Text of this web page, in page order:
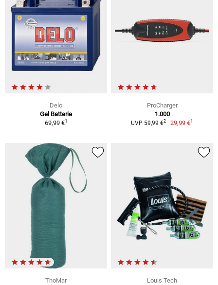
Delo
Gel Batterie
69,99 €1
ProCharger
1.000
UVP 59,99 €2 29,99 €1
ThoMar
Louis Tech